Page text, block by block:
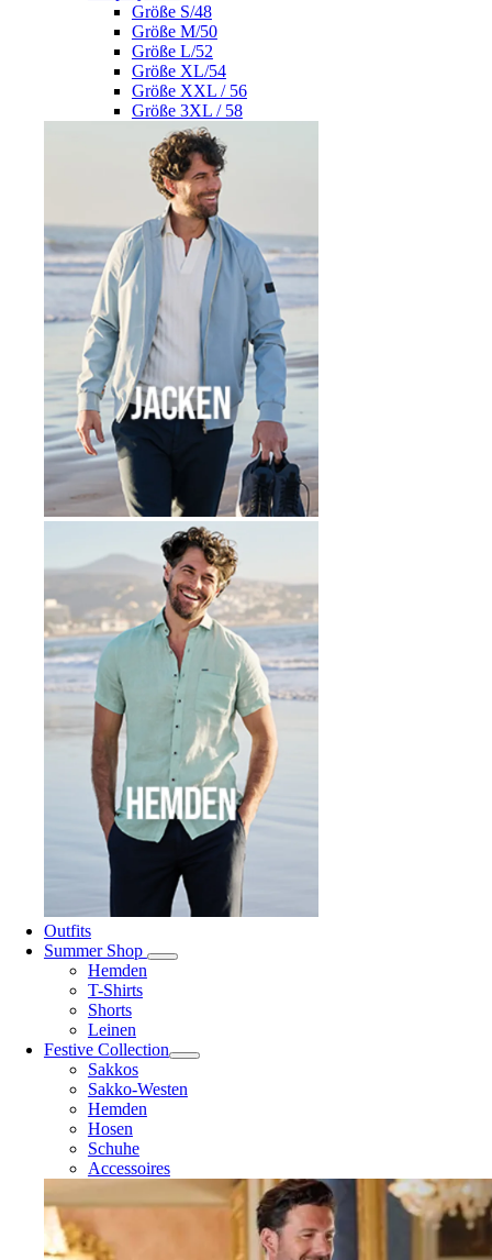
Größe S/48
Größe M/50
Größe L/52
Größe XL/54
Größe XXL / 56
Größe 3XL / 58
Outfits
Summer Shop
Hemden
T-Shirts
Shorts
Leinen
Festive Collection
Sakkos
Sakko-Westen
Hemden
Hosen
Schuhe
Accessoires